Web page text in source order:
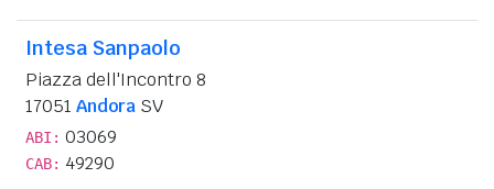
Intesa Sanpaolo
Piazza dell'Incontro 8
17051 Andora SV
ABI: 03069
CAB: 49290